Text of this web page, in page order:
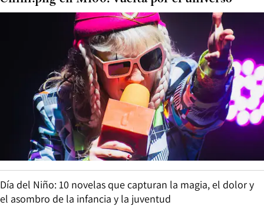
Día del Niño: 10 novelas que capturan la magia, el dolor y
el asombro de la infancia y la juventud